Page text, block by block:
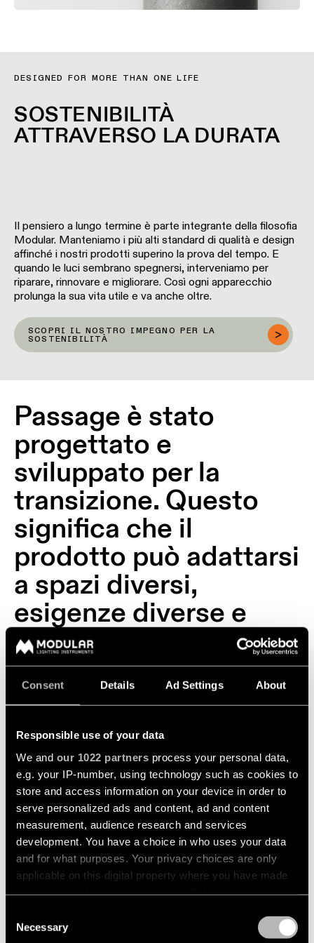
Consent Details Ad Settings About
Responsible use of your data
We and our 1022 partners process your personal data,
e.g. your IP-number, using technology such as cookies to
store and access information on your device in order to
serve personalized ads and content, ad and content
measurement, audience research and services
development. You have a choice in who uses your data
and for what purposes. Your privacy choices are only
applicable on this digital property where you have made
the Privacy trigger icon.
Selection
Necessary
SOSTENIBILITÀ
ATTRAVERSO LA DURATA
DESIGNED FOR MORE THAN ONE LIFE
Il pensiero a lungo termine è parte integrante della filosofia
Modular. Manteniamo i più alti standard di qualità e design
affinché i nostri prodotti superino la prova del tempo. E
quando le luci sembrano spegnersi, interveniamo per
riparare, rinnovare e migliorare. Così ogni apparecchio
prolunga la sua vita utile e va anche oltre.
SCOPRI IL NOSTRO IMPEGNO PER LA
SOSTENIBILITÀ
Passage è stato
progettato e
sviluppato per la
transizione. Questo
significa che il
prodotto può adattarsi
a spazi diversi,
esigenze diverse e
momenti diversi nel
tempo. La possibilità
di smontare, riparare e
sostituire i
componenti è ciò che
rende tutto questo
possibile.
SEPPE VAN HEUSDEN